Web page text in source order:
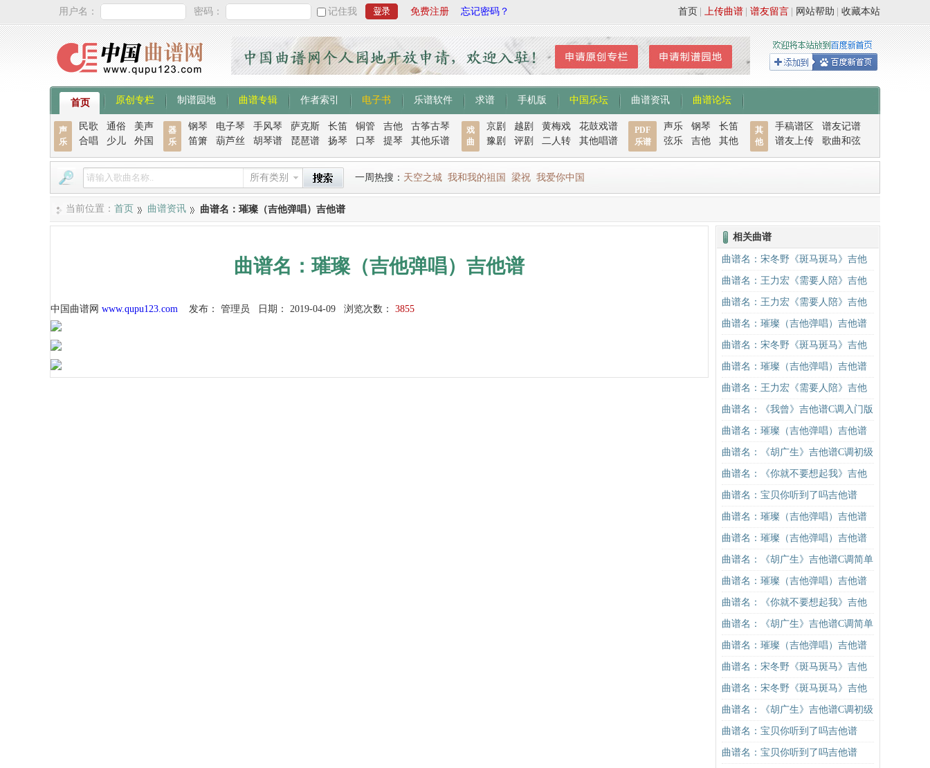
用户名： 密码： 记住我 免费注册 忘记密码？ 收藏本站
网站帮助
谱友留言
上传曲谱
首页
首页 原创专栏 制谱园地 曲谱专辑 作者索引 电子书 乐谱软件 求谱 手机版 中国乐坛 曲谱资讯 曲谱论坛
声
乐
民歌 通俗
美声
合唱
少儿 外国
器
乐
钢琴 电子琴 手风琴 萨克斯 长笛 铜管 吉他
古筝古琴
笛箫
葫芦丝 胡琴谱 琵琶谱 扬琴 口琴 提琴 其他乐谱
戏
曲
京剧 越剧 黄梅戏
花鼓戏谱
豫剧
评剧 二人转 其他唱谱
PDF
乐谱
声乐 钢琴
长笛
弦乐
吉他 其他
其
他
手稿谱区
谱友记谱
谱友上传
歌曲和弦
所有类别 一周热搜： 天空之城 我和我的祖国 梁祝 我爱你中国
当前位置： 首页 曲谱资讯 曲谱名：璀璨（吉他弹唱）吉他谱
曲谱名：璀璨（吉他弹唱）吉他谱
中国曲谱网 www.qupu123.com 发布： 管理员 日期： 2019-04-09 浏览次数： 3855
相关曲谱
曲谱名：宋冬野《斑马斑马》吉他
谱C调简单版（酷音小伟吉他教学）
吉他谱
曲谱名：王力宏《需要人陪》吉他
谱C调原版（酷音小伟吉他教学）吉
他谱
曲谱名：王力宏《需要人陪》吉他
谱C调原版（酷音小伟吉他教学）吉
他谱
曲谱名：璀璨（吉他弹唱）吉他谱
曲谱名：宋冬野《斑马斑马》吉他
谱G调初级进阶版（酷音小伟吉他教
学）吉他谱
曲谱名：璀璨（吉他弹唱）吉他谱
曲谱名：王力宏《需要人陪》吉他
谱C调原版（酷音小伟吉他教学）吉
他谱
曲谱名：《我曾》吉他谱C调入门版
隔壁老樊 高音教编配吉他谱
曲谱名：璀璨（吉他弹唱）吉他谱
曲谱名：《胡广生》吉他谱C调初级
进阶版（酷音小伟吉他弹唱教学）
吉他谱
曲谱名：《你就不要想起我》吉他
谱C调简单版吉他谱
曲谱名：宝贝你听到了吗吉他谱
曲谱名：璀璨（吉他弹唱）吉他谱
曲谱名：璀璨（吉他弹唱）吉他谱
曲谱名：《胡广生》吉他谱C调简单
版（酷音小伟吉他弹唱教学）吉他
谱
曲谱名：璀璨（吉他弹唱）吉他谱
曲谱名：《你就不要想起我》吉他
谱C调简单版吉他谱
曲谱名：《胡广生》吉他谱C调简单
版（酷音小伟吉他弹唱教学）吉他
谱
曲谱名：璀璨（吉他弹唱）吉他谱
曲谱名：宋冬野《斑马斑马》吉他
谱C调简单版（酷音小伟吉他教学）
吉他谱
曲谱名：宋冬野《斑马斑马》吉他
谱G调初级进阶版（酷音小伟吉他教
学）吉他谱
曲谱名：《胡广生》吉他谱C调初级
进阶版（酷音小伟吉他弹唱教学）
吉他谱
曲谱名：宝贝你听到了吗吉他谱
曲谱名：宝贝你听到了吗吉他谱